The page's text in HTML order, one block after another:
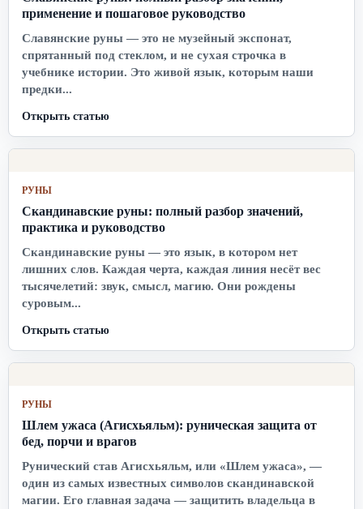
применение и пошаговое руководство
Славянские руны — это не музейный экспонат,
спрятанный под стеклом, и не сухая строчка в
учебнике истории. Это живой язык, которым наши
предки...
Открыть статью
РУНЫ
Скандинавские руны: полный разбор значений,
практика и руководство
Скандинавские руны — это язык, в котором нет
лишних слов. Каждая черта, каждая линия несёт вес
тысячелетий: звук, смысл, магию. Они рождены
суровым...
Открыть статью
РУНЫ
Шлем ужаса (Агисхьяльм): руническая защита от
бед, порчи и врагов
Рунический став Агисхьяльм, или «Шлем ужаса», —
один из самых известных символов скандинавской
магии. Его главная задача — защитить владельца в